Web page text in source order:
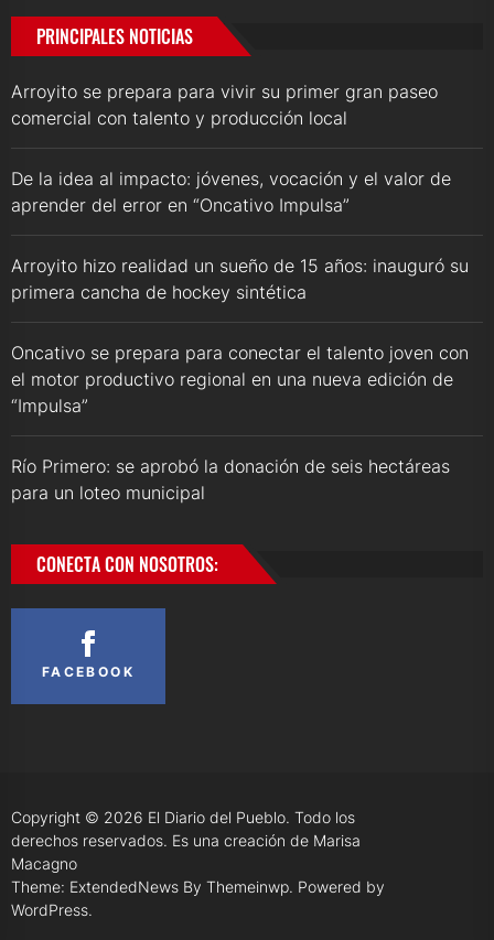
PRINCIPALES NOTICIAS
Arroyito se prepara para vivir su primer gran paseo
comercial con talento y producción local
De la idea al impacto: jóvenes, vocación y el valor de
aprender del error en “Oncativo Impulsa”
Arroyito hizo realidad un sueño de 15 años: inauguró su
primera cancha de hockey sintética
Oncativo se prepara para conectar el talento joven con
el motor productivo regional en una nueva edición de
“Impulsa”
Río Primero: se aprobó la donación de seis hectáreas
para un loteo municipal
CONECTA CON NOSOTROS:
FACEBOOK
Copyright © 2026 El Diario del Pueblo. Todo los
derechos reservados. Es una creación de Marisa
Macagno
Theme: ExtendedNews By Themeinwp. Powered by
WordPress.